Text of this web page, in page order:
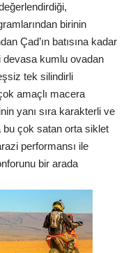
birinin
Çad’ın batısına kadar
devasa kumlu ovadan
tek silindirli
amaçlı macera
yanı sıra karakterli ve
çok satan orta siklet
performansı ile
bir arada